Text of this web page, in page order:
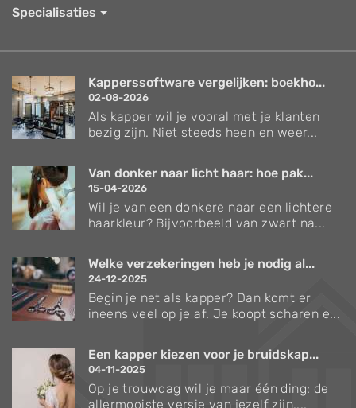
Specialisaties
Kapperssoftware vergelijken: boekho...
02-08-2026
Als kapper wil je vooral met je klanten
bezig zijn. Niet steeds heen en weer...
Van donker naar licht haar: hoe pak...
15-04-2026
Wil je van een donkere naar een lichtere
haarkleur? Bijvoorbeeld van zwart na...
Welke verzekeringen heb je nodig al...
24-12-2025
Begin je net als kapper? Dan komt er
ineens veel op je af. Je koopt scharen e...
Een kapper kiezen voor je bruidskap...
04-11-2025
Op je trouwdag wil je maar één ding: de
allermooiste versie van jezelf zijn....